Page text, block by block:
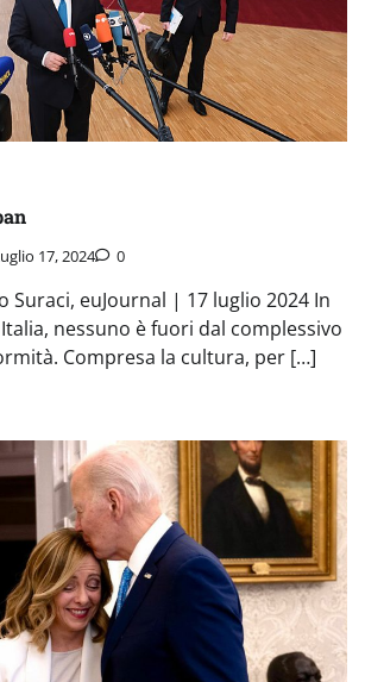
17, 2024 0
Suraci, euJournal | 17 luglio 2024 In
nessuno è fuori dal complessivo
Compresa la cultura, per […]